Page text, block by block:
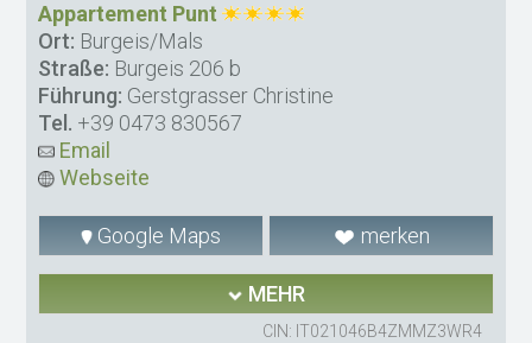
Appartement Punt
Ort: Burgeis/Mals
Straße: Burgeis 206 b
Führung: Gerstgrasser Christine
Tel. +39 0473 830567
Email
Webseite
Google Maps merken
MEHR
CIN: IT021046B4ZMMZ3WR4